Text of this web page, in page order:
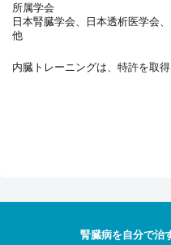
所属学会
日本腎臓学会、日本透析医学会
他
内臓トレーニングは、特許を取得
腎臓病を自分で治